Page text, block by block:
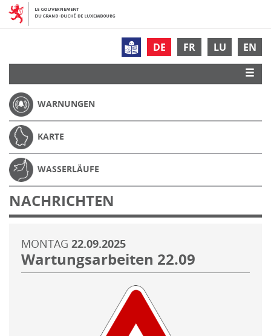
DE FR LU EN
WARNUNGEN
KARTE
WASSERLÄUFE
NACHRICHTEN
MONTAG 22.09.2025
Wartungsarbeiten 22.09